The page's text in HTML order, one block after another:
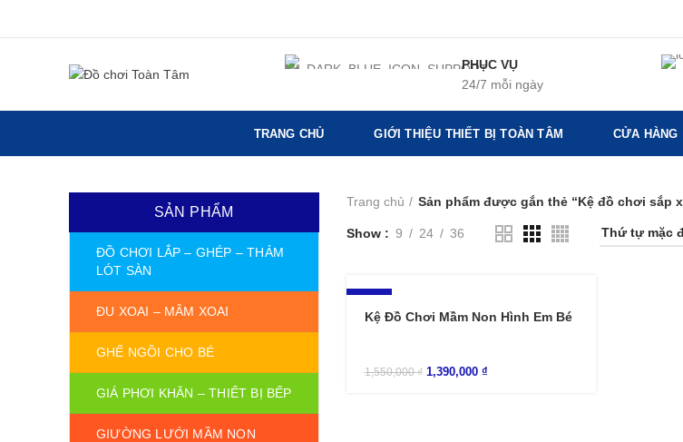
PHỤC VỤ
24/7 mỗi ngày
TRANG CHỦ GIỚI THIỆU THIẾT BỊ TOÀN TÂM CỬA HÀNG
Trang chủ Sản phẩm được gắn thẻ “Kệ đồ chơi sắp
Show 9 24 36
Kệ Đồ Chơi Mầm Non Hình Em Bé
1,550,000₫ 1,390,000 ₫
SẢN PHẨM
ĐỒ CHƠI LẮP – GHÉP – THẢM
LÓT SÀN
ĐU XOAI – MÂM XOAI
GHẾ NGỒI CHO BÉ
GIÁ PHƠI KHĂN – THIẾT BỊ BẾP
GIƯỜNG LƯỚI MẦM NON